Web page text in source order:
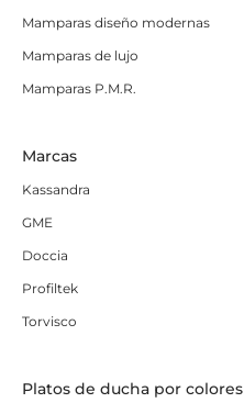
Mamparas diseño modernas
Mamparas de lujo
Mamparas P.M.R.
Marcas
Kassandra
GME
Doccia
Profiltek
Torvisco
Platos de ducha por colores